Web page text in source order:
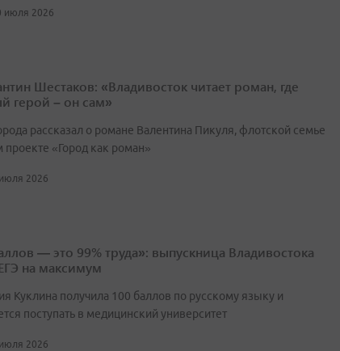
июля 2026
Шестаков: «Владивосток читает роман, где
герой – он сам»
рассказал о романе Валентина Пикуля, флотской семье
проекте «Город как роман»
2026
— это 99% труда»: выпускница Владивостока
на максимум
Куклина получила 100 баллов по русскому языку и
поступать в медицинский университет
2026